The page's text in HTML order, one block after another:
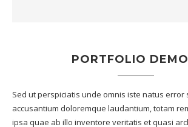
PORTFOLIO
Sed ut perspiciatis unde omnis iste natus error
accusantium doloremque laudantium, totam
ipsa quae ab illo inventore veritatis et quasi